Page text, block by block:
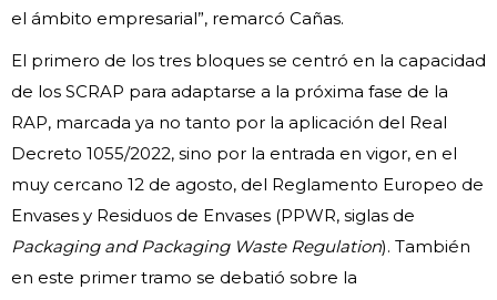
el ámbito empresarial”, remarcó Cañas.
El primero de los tres bloques se centró en la capacidad
de los SCRAP para adaptarse a la próxima fase de la
RAP, marcada ya no tanto por la aplicación del Real
Decreto 1055/2022, sino por la entrada en vigor, en el
muy cercano 12 de agosto, del Reglamento Europeo de
Envases y Residuos de Envases (PPWR, siglas de
Packaging and Packaging Waste Regulation). También
en este primer tramo se debatió sobre la